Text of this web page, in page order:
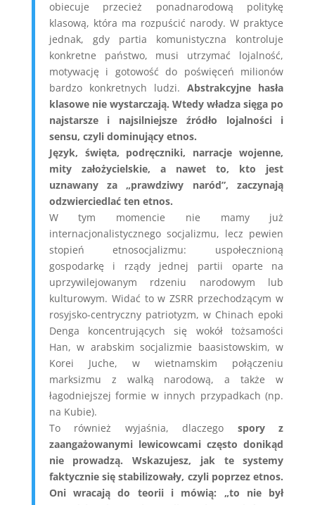
obiecuje przecież ponadnarodową politykę
klasową, która ma rozpuścić narody. W praktyce
jednak, gdy partia komunistyczna kontroluje
konkretne państwo, musi utrzymać lojalność,
motywację i gotowość do poświęceń milionów
bardzo konkretnych ludzi.Abstrakcyjne hasła
klasowe nie wystarczają. Wtedy władza sięga po
najstarsze i najsilniejsze źródło lojalności i
sensu, czyli dominujący etnos.
Język, święta, podręczniki, narracje wojenne,
mity założycielskie, a nawet to, kto jest
uznawany za „prawdziwy naród”, zaczynają
odzwierciedlać ten etnos.
W tym momencie nie mamy już
internacjonalistycznego socjalizmu, lecz pewien
stopień etnosocjalizmu: uspołecznioną
gospodarkę i rządy jednej partii oparte na
uprzywilejowanym rdzeniu narodowym lub
kulturowym. Widać to w ZSRR przechodzącym w
rosyjsko-centryczny patriotyzm, w Chinach epoki
Denga koncentrujących się wokół tożsamości
Han, w arabskim socjalizmie baasistowskim, w
Korei Juche, w wietnamskim połączeniu
marksizmu z walką narodową, a także w
łagodniejszej formie w innych przypadkach (np.
na Kubie).
To również wyjaśnia, dlaczego spory z
zaangażowanymi lewicowcami często donikąd
nie prowadzą.
Wskazujesz, jak te systemy
faktycznie się stabilizowały, czyli poprzez etnos.
Oni wracają do teorii i mówią: „to nie był